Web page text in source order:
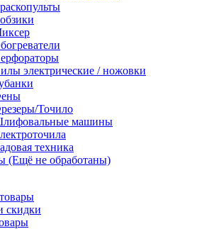
электрические / ножовки
Точило
машины
техника
(Ещё не обработаны)
скидки